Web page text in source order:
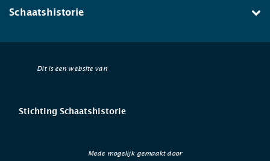
Schaatshistorie
Dit is een website van
Stichting Schaatshistorie
Mede mogelijk gemaakt door